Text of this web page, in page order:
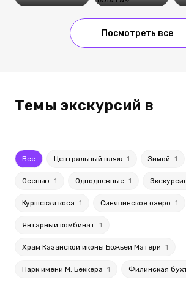
Посмотреть все
Темы экскурсий в
Все Центральный пляж 1 Зимой 1
Осенью 1 Однодневные 1
Куршская коса 1 Синявинское озеро 1
Янтарный комбинат 1
Храм Казанской иконы Божьей Матери 1
Парк имени М. Беккера 1 Филинская